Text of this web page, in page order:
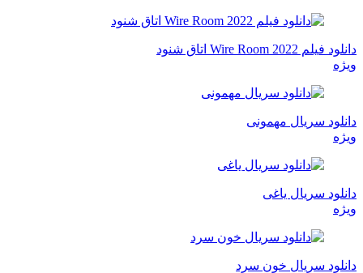
دانلود فیلم Wire Room 2022 اتاق شنود
ویژه
دانلود سریال مهمونی
ویژه
دانلود سریال یاغی
ویژه
دانلود سریال خون سرد